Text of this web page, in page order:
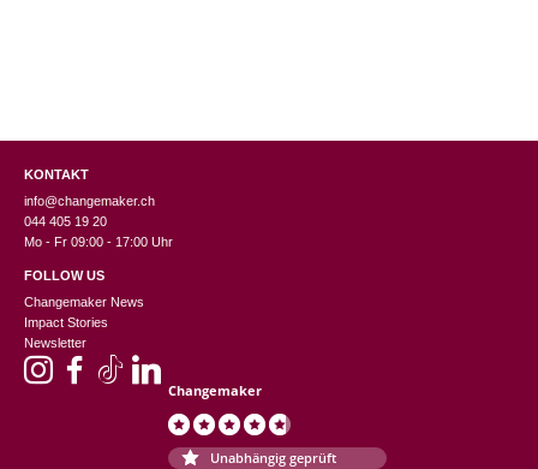
KONTAKT
info@changemaker.ch
044 405 19 20
Mo - Fr 09:00 - 17:00 Uhr
FOLLOW US
Changemaker News
Impact Stories
Newsletter
Changemaker
Unabhängig geprüft